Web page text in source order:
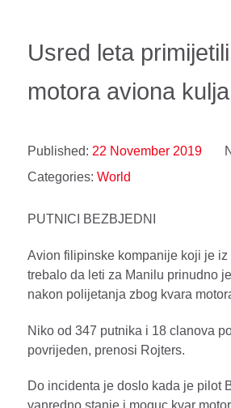
Usred leta
motora aviona
Published: 22 November 2019
Categories: World
PUTNICI BEZBJEDNI
Avion filipinske kompanije koji je iz
trebalo da leti za Manilu prinudno
nakon polijetanja zbog kvara
Niko od 347 putnika i 18 clanova
povrijeden, prenosi Rojters.
Do incidenta je doslo kada je pilot